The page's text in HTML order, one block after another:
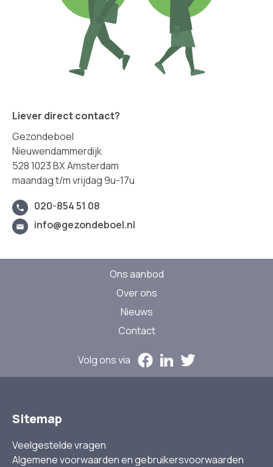
Liever direct contact?
Gezondeboel
Nieuwendammerdijk
528 1023 BX Amsterdam
maandag t/m vrijdag 9u-17u
020-854 51 08
info@gezondeboel.nl
Ons aanbod
Over ons
Nieuws
Contact
Volg ons via
Sitemap
Veelgestelde vragen
Algemene voorwaarden en gebruikersvoorwaarden